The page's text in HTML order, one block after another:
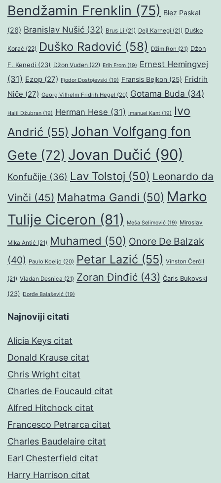
Bendžamin Frenklin (75) Blez Paskal
(26) Branislav Nušić (32) Brus Li (21) Dejl Karnegi (21) Duško
Korać (22) Duško Radović (58) Džim Ron (21) Džon
F. Kenedi (23) Džon Vuden (22) Erih From (19) Ernest Hemingvej
(31) Ezop (27) Fjodor Dostojevski (19) Fransis Bejkon (25) Fridrih
Niče (27) Georg Vilhelm Fridrih Hegel (20) Gotama Buda (34)
Halil Džubran (19) Herman Hese (31) Imanuel Kant (19)
Ivo
Andrić (55) Johan Volfgang fon
Gete (72) Jovan Dučić (90)
Konfučije (36) Lav Tolstoj (50) Leonardo da
Vinči (45) Mahatma Gandi (50) Marko
Tulije Ciceron (81) Meša Selimović (19) Miroslav
Mika Antić (21) Muhamed (50) Onore De Balzak
(40) Paulo Koeljo (20) Petar Lazić (55) Vinston Čerčil
(21) Vladan Desnica (21) Zoran Đinđić (43) Čarls Bukovski
(23) Đorđe Balašević (19)
Najnoviji citati
Alicia Keys citat
Donald Krause citat
Chris Wright citat
Charles de Foucauld citat
Alfred Hitchock citat
Francesco Petrarca citat
Charles Baudelaire citat
Earl Chesterfield citat
Harry Harrison citat